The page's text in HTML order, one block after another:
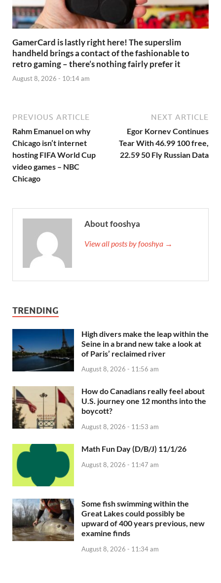
GamerCard is lastly right here! The superslim
handheld brings a contact of the fashionable to
retro gaming – there’s nothing fairly prefer it
August 8, 2026 - 10:14 am
PREVIOUS ARTICLE
Rahm Emanuel on why
Chicago isn’t internet
hosting FIFA World Cup
video games – NBC
Chicago
NEXT ARTICLE
Egor Kornev Continues
Tear With 46.99 100 free,
22.59 50 Fly Russian Data
About fooshya
View all posts by fooshya →
TRENDING
High divers make the leap within the
Seine in a brand new take a look at
of Paris’ reclaimed river
August 8, 2026 - 11:56 am
How do Canadians really feel about
U.S. journey one 12 months into the
boycott?
August 8, 2026 - 11:53 am
Math Fun Day (D/B/J) 11/1/26
August 8, 2026 - 11:47 am
Some fish swimming within the
Great Lakes could possibly be
upward of 400 years previous, new
examine finds
August 8, 2026 - 11:34 am